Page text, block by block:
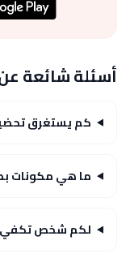
أسئلة شائعة
كم يستغرق
ما هي مكونات
لكم شخص تكفي